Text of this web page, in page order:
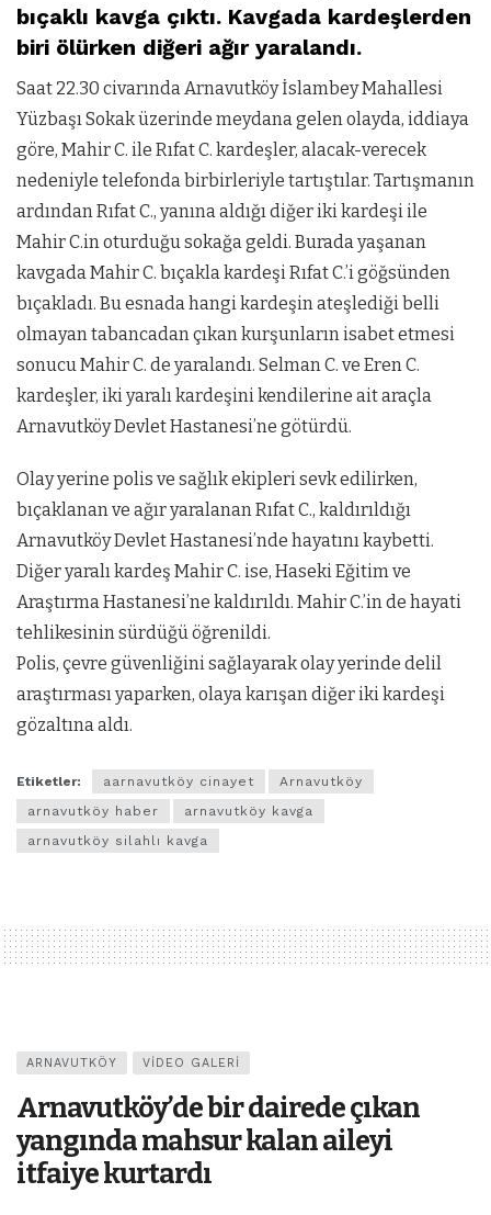
bıçaklı kavga çıktı. Kavgada kardeşlerden
biri ölürken diğeri ağır yaralandı.
Saat 22.30 civarında Arnavutköy İslambey Mahallesi
Yüzbaşı Sokak üzerinde meydana gelen olayda, iddiaya
göre, Mahir C. ile Rıfat C. kardeşler, alacak-verecek
nedeniyle telefonda birbirleriyle tartıştılar. Tartışmanın
ardından Rıfat C., yanına aldığı diğer iki kardeşi ile
Mahir C.in oturduğu sokağa geldi. Burada yaşanan
kavgada Mahir C. bıçakla kardeşi Rıfat C.’i göğsünden
bıçakladı. Bu esnada hangi kardeşin ateşlediği belli
olmayan tabancadan çıkan kurşunların isabet etmesi
sonucu Mahir C. de yaralandı. Selman C. ve Eren C.
kardeşler, iki yaralı kardeşini kendilerine ait araçla
Arnavutköy Devlet Hastanesi’ne götürdü.
Olay yerine polis ve sağlık ekipleri sevk edilirken,
bıçaklanan ve ağır yaralanan Rıfat C., kaldırıldığı
Arnavutköy Devlet Hastanesi’nde hayatını kaybetti.
Diğer yaralı kardeş Mahir C. ise, Haseki Eğitim ve
Araştırma Hastanesi’ne kaldırıldı. Mahir C.’in de hayati
tehlikesinin sürdüğü öğrenildi.
Polis, çevre güvenliğini sağlayarak olay yerinde delil
araştırması yaparken, olaya karışan diğer iki kardeşi
gözaltına aldı.
Etiketler: aarnavutköy cinayet
Arnavutköy
arnavutköy haber
arnavutköy kavga
arnavutköy silahlı kavga
ARNAVUTKÖY VIDEO GALERI
Arnavutköy’de bir dairede çıkan
yangında mahsur kalan aileyi
itfaiye kurtardı